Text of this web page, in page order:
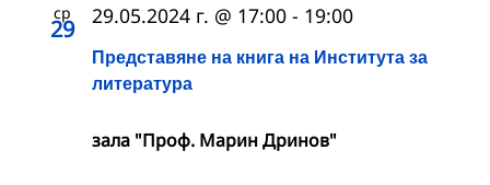
ср
29
Представяне на книга на Института за
литература
29.05.2024 г. @ 17:00 - 19:00
зала "Проф. Марин Дринов"